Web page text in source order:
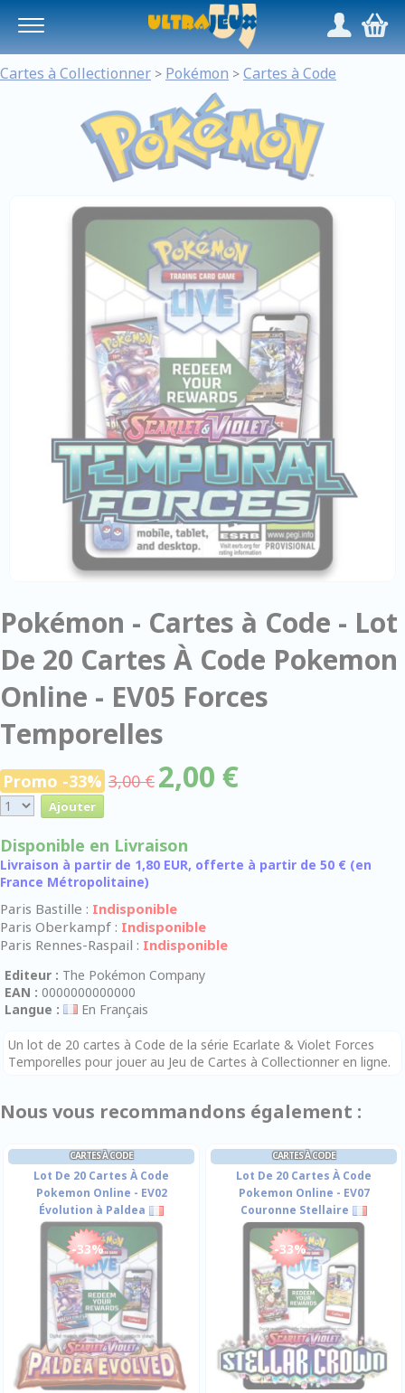
/,
Cartes à Collectionner > Pokémon > Cartes à Code
Pokémon - Cartes à Code - Lot
De 20 Cartes À Code Pokemon
Online - EV05 Forces
Temporelles
Promo -33% 3,00 € 2,00 €
Disponible en Livraison
Livraison à partir de 1,80 EUR, offerte à partir de 50 € (en
France Métropolitaine)
Paris Bastille : Indisponible
Paris Oberkampf : Indisponible
Paris Rennes-Raspail : Indisponible
Editeur : The Pokémon Company
EAN : 0000000000000
Langue :
En Français
Un lot de 20 cartes à Code de la série Ecarlate & Violet Forces
Temporelles pour jouer au Jeu de Cartes à Collectionner en ligne.
Nous vous recommandons également :
CARTES À CODE
Lot De 20 Cartes À Code
Pokemon Online - EV02
Évolution à Paldea
-33%
CARTES À CODE
Lot De 20 Cartes À Code
Pokemon Online - EV07
Couronne Stellaire
-33%